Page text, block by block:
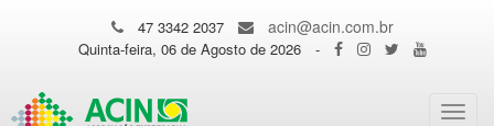
47 3342 2037 acin@acin.com.br
Quinta-feira, 06 de Agosto de 2026 -